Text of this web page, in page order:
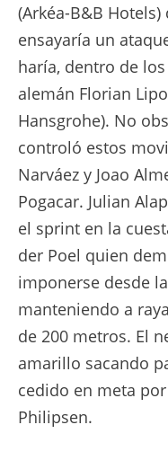
(Arkéa-B&B
ensayaría un
haría, dentro de
alemán Florian
Hansgrohe). No
controló estos
Narváez y Joao
Pogacar. Julian
el sprint en la
der Poel quien
imponerse desde
manteniendo a
de 200 metros. El
amarillo sacando
cedido en meta
Philipsen.